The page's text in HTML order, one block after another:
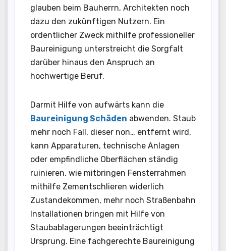
glauben beim Bauherrn, Architekten noch
dazu den zukünftigen Nutzern. Ein
ordentlicher Zweck mithilfe professioneller
Baureinigung unterstreicht die Sorgfalt
darüber hinaus den Anspruch an
hochwertige Beruf.
Darmit Hilfe von aufwärts kann die
Baureinigung Schäden abwenden. Staub
mehr noch Fall, dieser non… entfernt wird,
kann Apparaturen, technische Anlagen
oder empfindliche Oberflächen ständig
ruinieren. wie mitbringen Fensterrahmen
mithilfe Zementschlieren widerlich
Zustandekommen, mehr noch Straßenbahn
Installationen bringen mit Hilfe von
Staubablagerungen beeinträchtigt
Ursprung. Eine fachgerechte Baureinigung